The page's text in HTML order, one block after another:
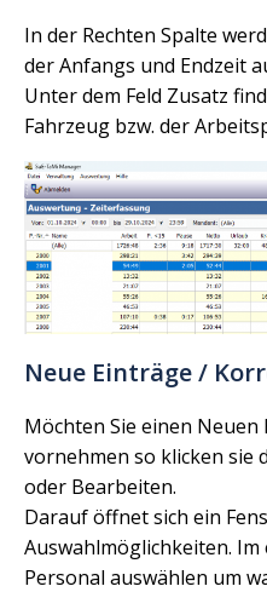
In der Rechten Spalte
der Anfangs und Endzeit
Unter dem Feld Zusatz
Fahrzeug bzw. der
Neue Einträge /
Möchten Sie einen
vornehmen so klicken sie
oder Bearbeiten.
Darauf öffnet sich ein
Auswahlmöglichkeiten. Im
Personal auswählen um